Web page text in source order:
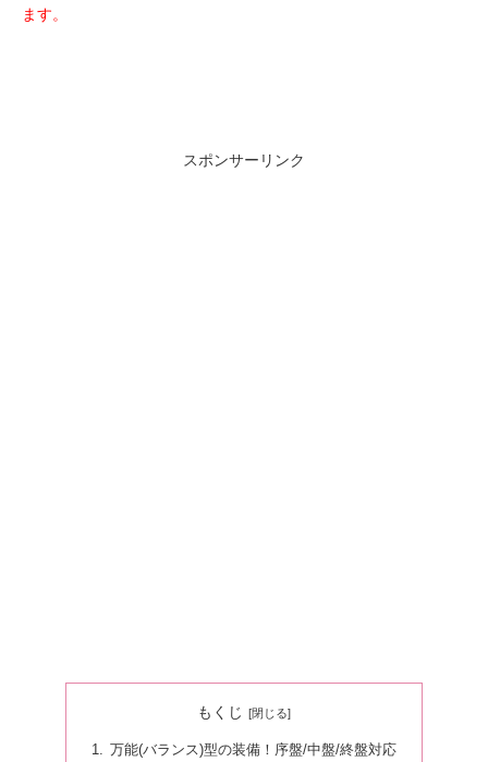
ます。
スポンサーリンク
もくじ
万能(バランス)型の装備！序盤/中盤/終盤対応